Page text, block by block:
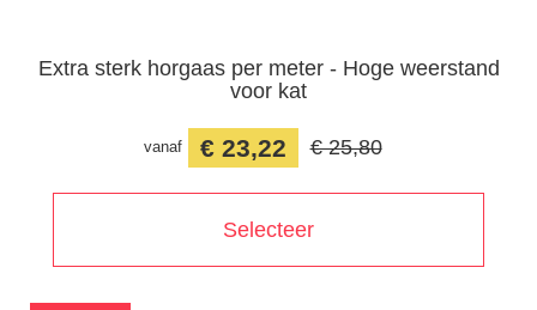
Extra sterk horgaas per meter - Hoge weerstand
voor kat
vanaf € 23,22 € 25,80
Selecteer